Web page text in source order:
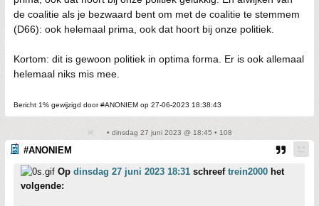
de coalitie als je bezwaard bent om met de coalitie te stemmem
(D66): ook helemaal prima, ook dat hoort bij onze politiek.
Kortom: dit is gewoon politiek in optima forma. Er is ook allemaal
helemaal niks mis mee.
Bericht 1% gewijzigd door #ANONIEM op 27-06-2023 18:38:43
• dinsdag 27 juni 2023 @ 18:45 • 108
#ANONIEM
Op dinsdag 27 juni 2023 18:31 schreef trein2000 het
volgende: